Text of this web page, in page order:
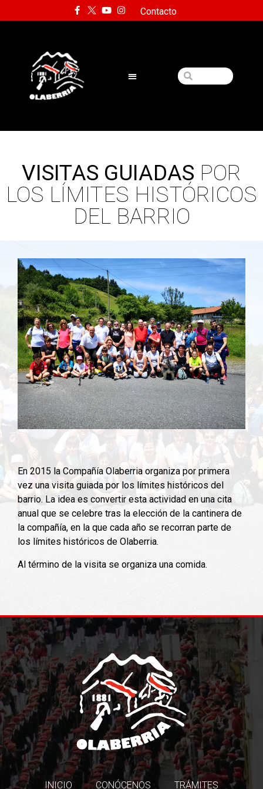
Contacto
VISITAS GUIADAS POR
LOS LÍMITES HISTÓRICOS
DEL BARRIO
En 2015 la Compañía Olaberria organiza por primera
vez una visita guiada por los límites históricos del
barrio. La idea es convertir esta actividad en una cita
anual que se celebre tras la elección de la cantinera de
la compañía, en la que cada año se recorran parte de
los límites históricos de Olaberria.
Al término de la visita se organiza una comida.
INICIO CONÓCENOS TRÁMITES